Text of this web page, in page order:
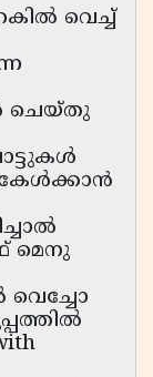
വെച്ച്
ചെയ്തു
കേൾക്കാൻ
മെനു
വെച്ചോ